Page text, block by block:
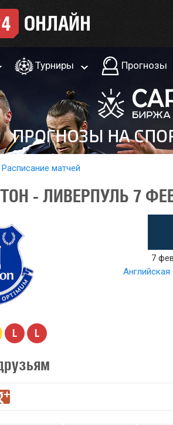
Турниры Прогнозы
Расписание матчей
- ЛИВЕРПУЛЬ 7
L L
7